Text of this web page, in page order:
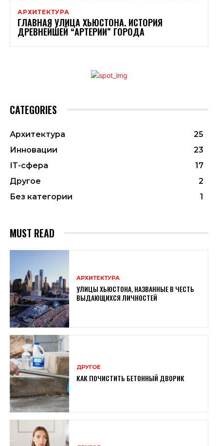
АРХИТЕКТУРА
ГЛАВНАЯ УЛИЦА ХЬЮСТОНА. ИСТОРИЯ
ДРЕВНЕЙШЕЙ “АРТЕРИИ” ГОРОДА
CATEGORIES
Архитектура
25
Инновации
23
ІТ-сфера
17
Другое
2
Без категории
1
MUST READ
АРХИТЕКТУРА
УЛИЦЫ ХЬЮСТОНА, НАЗВАННЫЕ В ЧЕСТЬ
ВЫДАЮЩИХСЯ ЛИЧНОСТЕЙ
ДРУГОЕ
КАК ПОЧИСТИТЬ БЕТОННЫЙ ДВОРИК